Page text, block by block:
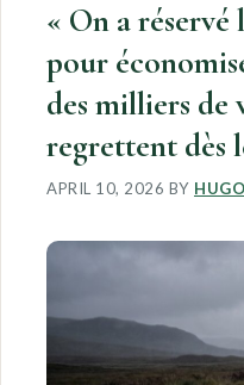
« On a réservé
pour
des milliers de
regrettent dès
APRIL 10, 2026 BY